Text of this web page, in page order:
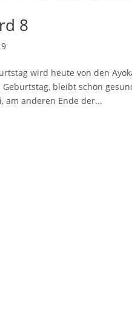
8
wird heute von den
bleibt schön
am anderen Ende der...